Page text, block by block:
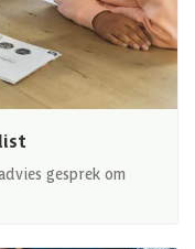
gesprek om